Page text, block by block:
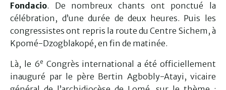
Fondacio. De nombreux chants ont ponctué la
célébration, d’une durée de deux heures. Puis les
congressistes ont repris la route du Centre Sichem, à
Kpomé-Dzogblakopé, en fin de matinée.
Là, le 6e Congrès international a été officiellement
inauguré par le père Bertin Agbobly-Atayi, vicaire